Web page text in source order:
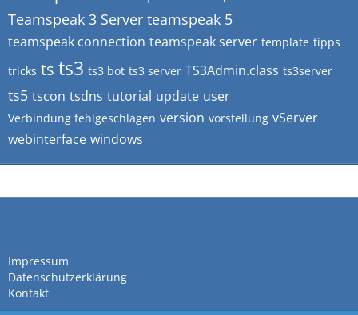
Teamspeak 3 Server teamspeak 5
teamspeak connection teamspeak server template tipps
tricks ts ts3 ts3 bot ts3 server TS3Admin.class ts3server
ts5 tscon tsdns tutorial update user
Verbindung fehlgeschlagen version vorstellung vServer
webinterface windows
Impressum
Datenschutzerklärung
Kontakt